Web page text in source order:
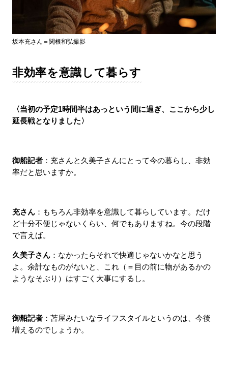
坂本充さん＝関根和弘撮影
非効率を意識して暮らす
〈当初の予定1時間半はあっという間に過ぎ、ここから少し
延長戦となりました〉
御船記者：充さんと久美子さんにとって今の暮らし、非効
率だと思いますか。
充さん：もちろん非効率を意識して暮らしています。だけ
ど十分不便じゃないくらい、何でもありますね。今の段階
で言えば。
久美子さん：なかったらそれで快適じゃないかなと思う
よ。余計なものがないと、これ（＝目の前に物があるかの
ようなそぶり）はすごく大事にするし。
御船記者：苫屋みたいなライフスタイルというのは、今後
増えるのでしょうか。